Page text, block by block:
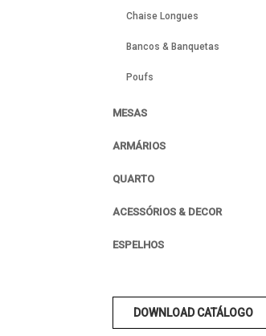
Chaise Longues
Bancos & Banquetas
Poufs
MESAS
ARMÁRIOS
QUARTO
ACESSÓRIOS & DECOR
ESPELHOS
DOWNLOAD CATÁLOGO